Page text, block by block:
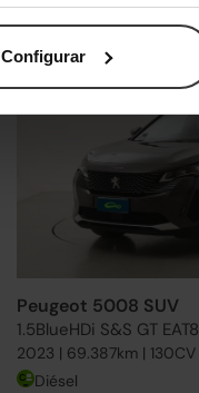
Configurar
Gasolina
Peugeot 5008 SUV
1.5BlueHDi S&S GT
2023 | 69.387km |
Diésel